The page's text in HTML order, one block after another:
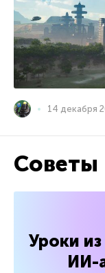
14 декабря
Советы
Уроки
ИИ-